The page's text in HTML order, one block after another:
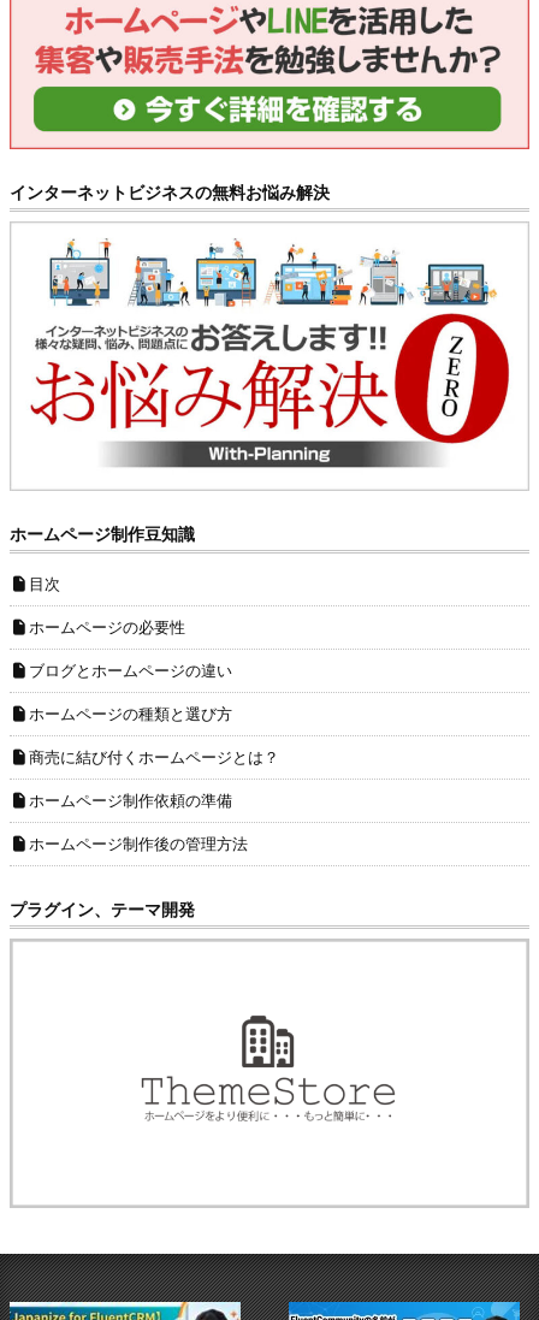
インターネットビジネスの無料お悩み解決
ホームページ制作豆知識
目次
ホームページの必要性
ブログとホームページの違い
ホームページの種類と選び方
商売に結び付くホームページとは？
ホームページ制作依頼の準備
ホームページ制作後の管理方法
プラグイン、テーマ開発